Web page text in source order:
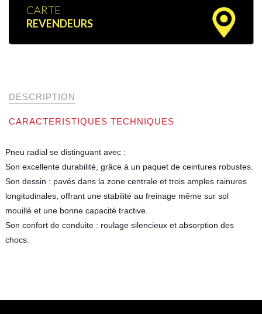
CARTE
REVENDEURS
DESCRIPTION
CARACTERISTIQUES TECHNIQUES
Pneu radial se distinguant avec :
Son excellente durabilité, grâce à un paquet de ceintures robustes.
Son dessin : pavés dans la zone centrale et trois amples rainures
longitudinales, offrant une stabilité au freinage même sur sol
mouillé et une bonne capacité tractive.
Son confort de conduite : roulage silencieux et absorption des
chocs.